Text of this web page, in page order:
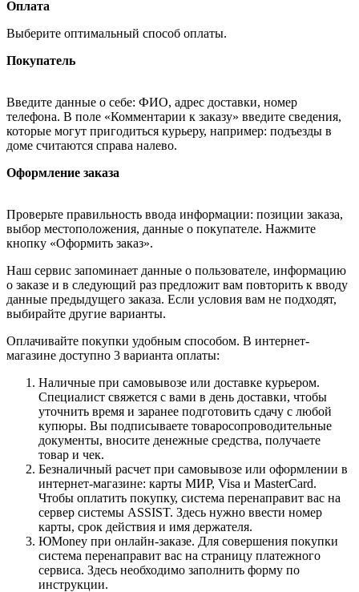
Оплата
Выберите оптимальный способ оплаты.
Покупатель
Введите данные о себе: ФИО, адрес доставки, номер
телефона. В поле «Комментарии к заказу» введите сведения,
которые могут пригодиться курьеру, например: подъезды в
доме считаются справа налево.
Оформление заказа
Проверьте правильность ввода информации: позиции заказа,
выбор местоположения, данные о покупателе. Нажмите
кнопку «Оформить заказ».
Наш сервис запоминает данные о пользователе, информацию
о заказе и в следующий раз предложит вам повторить к вводу
данные предыдущего заказа. Если условия вам не подходят,
выбирайте другие варианты.
Оплачивайте покупки удобным способом. В интернет-
магазине доступно 3 варианта оплаты:
Наличные при самовывозе или доставке курьером.
Специалист свяжется с вами в день доставки, чтобы
уточнить время и заранее подготовить сдачу с любой
купюры. Вы подписываете товаросопроводительные
документы, вносите денежные средства, получаете
товар и чек.
Безналичный расчет при самовывозе или оформлении в
интернет-магазине: карты МИР, Visa и MasterCard.
Чтобы оплатить покупку, система перенаправит вас на
сервер системы ASSIST. Здесь нужно ввести номер
карты, срок действия и имя держателя.
ЮMoney при онлайн-заказе. Для совершения покупки
система перенаправит вас на страницу платежного
сервиса. Здесь необходимо заполнить форму по
инструкции.